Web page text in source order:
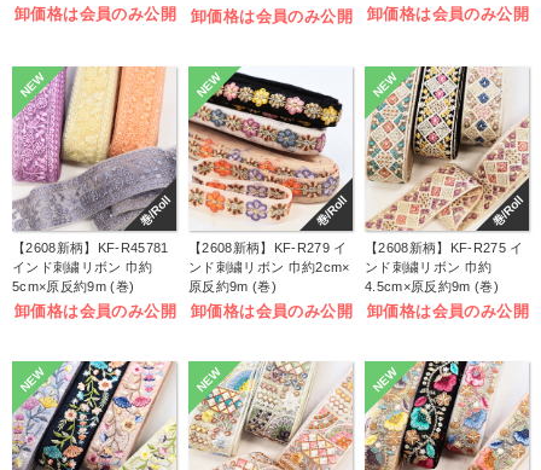
卸価格は会員のみ公開
しゅうキット (袋)
卸価格は会員のみ公開 卸価格は会員のみ公開
NEW
巻/Roll
【2608新柄】KF-R45781
インド刺繍リボン 巾約
5cm×原反約9m (巻)
卸価格は会員のみ公開
巻/Roll
NEW
【2608新柄】KF-R279 イ
ンド刺繍リボン 巾約2cm×
原反約9m (巻)
卸価格は会員のみ公開
巻/Roll
NEW
【2608新柄】KF-R275 イ
ンド刺繍リボン 巾約
4.5cm×原反約9m (巻)
卸価格は会員のみ公開
NEW NEW NEW